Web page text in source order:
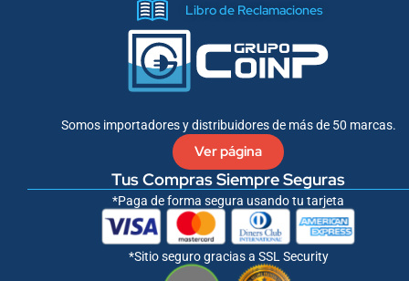
Somos importadores y distribuidores de más de 50 marcas.
Ver página
Tus Compras Siempre Seguras
*Paga de forma segura usando tu tarjeta
*Sitio seguro gracias a SSL Security
o
o
k
-
f
t
r
Libro de Reclamaciones